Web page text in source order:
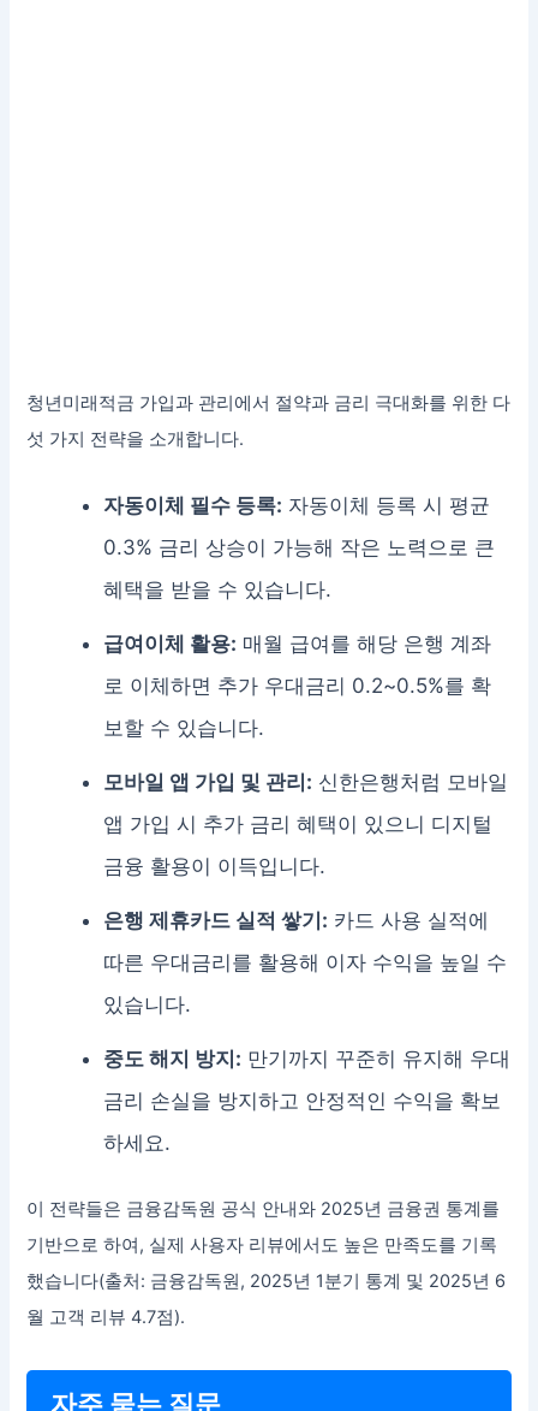
청년미래적금 가입과 관리에서 절약과 금리 극대화를 위한 다
섯 가지 전략을 소개합니다.
자동이체 필수 등록: 자동이체 등록 시 평균
0.3% 금리 상승이 가능해 작은 노력으로 큰
혜택을 받을 수 있습니다.
급여이체 활용: 매월 급여를 해당 은행 계좌
로 이체하면 추가 우대금리 0.2~0.5%를 확
보할 수 있습니다.
모바일 앱 가입 및 관리: 신한은행처럼 모바일
앱 가입 시 추가 금리 혜택이 있으니 디지털
금융 활용이 이득입니다.
은행 제휴카드 실적 쌓기: 카드 사용 실적에
따른 우대금리를 활용해 이자 수익을 높일 수
있습니다.
중도 해지 방지: 만기까지 꾸준히 유지해 우대
금리 손실을 방지하고 안정적인 수익을 확보
하세요.
이 전략들은 금융감독원 공식 안내와 2025년 금융권 통계를
기반으로 하여, 실제 사용자 리뷰에서도 높은 만족도를 기록
했습니다(출처: 금융감독원, 2025년 1분기 통계 및 2025년 6
월 고객 리뷰 4.7점).
자주 묻는 질문